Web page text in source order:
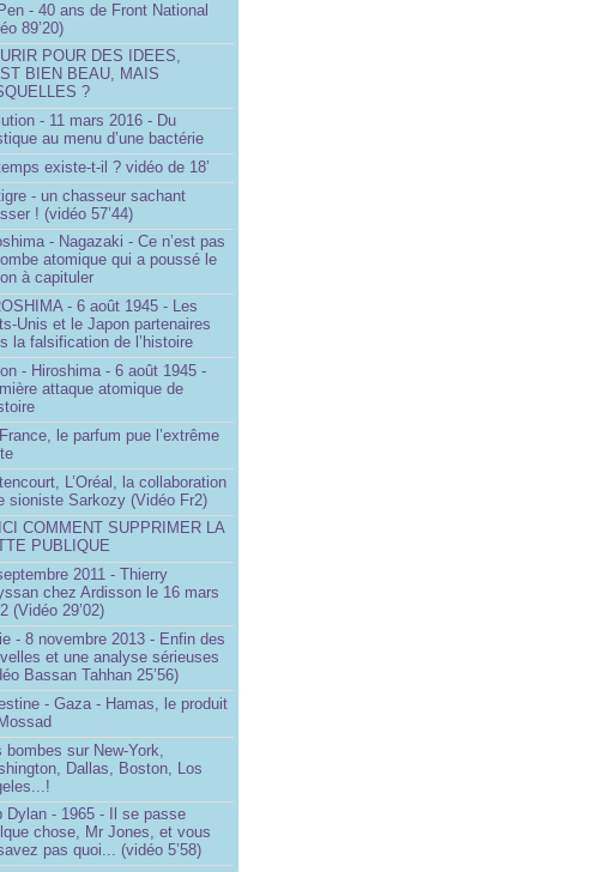
- 40 ans de Front National
89’20)
POUR DES IDEES,
BIEN BEAU, MAIS
?
- 11 mars 2016 - Du
au menu d’une bactérie
temps existe-t-il ? vidéo de 18’
- un chasseur sachant
! (vidéo 57’44)
- Nagazaki - Ce n’est pas
atomique qui a poussé le
à capituler
- 6 août 1945 - Les
Unis et le Japon partenaires
la falsification de l’histoire
- Hiroshima - 6 août 1945 -
attaque atomique de
le parfum pue l’extrême
L’Oréal, la collaboration
sioniste Sarkozy (Vidéo Fr2)
COMMENT SUPPRIMER LA
PUBLIQUE
2011 - Thierry
chez Ardisson le 16 mars
(Vidéo 29’02)
- 8 novembre 2013 - Enfin des
et une analyse sérieuses
Bassan Tahhan 25’56)
- Gaza - Hamas, le produit
bombes sur New-York,
Dallas, Boston, Los
Dylan - 1965 - Il se passe
chose, Mr Jones, et vous
pas quoi... (vidéo 5’58)